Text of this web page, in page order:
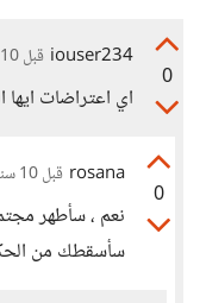
0
iouser234 قبل 10 سنوات
اي اعتراضات ايها
0
rosana قبل 10 سنوات
نعم ، سأطهر
سأسقطك من